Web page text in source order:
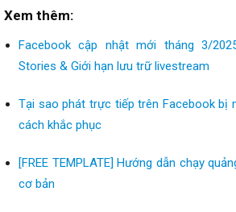
Xem thêm:
Facebook cập nhật mới tháng 3/
Stories & Giới hạn lưu trữ livestream
Tại sao phát trực tiếp trên Facebook bị
cách khắc phục
[FREE TEMPLATE] Hướng dẫn chạy
cơ bản